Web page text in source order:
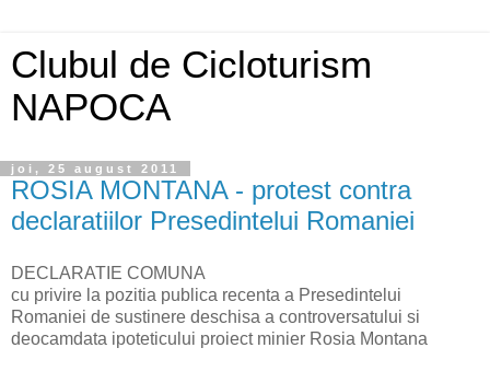
Clubul de Cicloturism
NAPOCA
joi, 25 august 2011
ROSIA MONTANA - protest contra
declaratiilor Presedintelui Romaniei
DECLARATIE COMUNA
cu privire la pozitia publica recenta a Presedintelui
Romaniei de sustinere deschisa a controversatului si
deocamdata ipoteticului proiect minier Rosia Montana